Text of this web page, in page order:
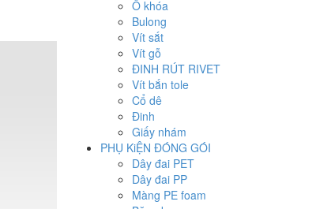
Ổ khóa
Bulong
Vít sắt
Vít gỗ
ĐINH RÚT RIVET
Vít bắn tole
Cổ dê
Đinh
Giấy nhám
PHỤ KiỆN ĐÓNG GÓI
Dây đai PET
Dây đai PP
Màng PE foam